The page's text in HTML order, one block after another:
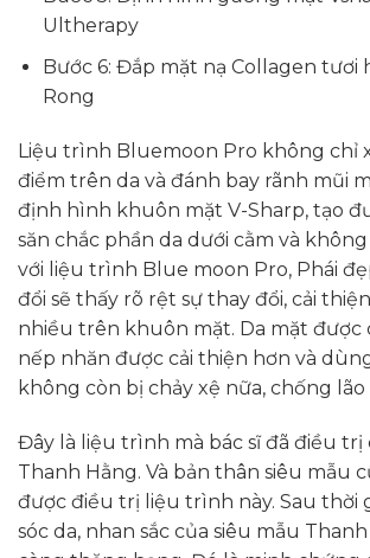
Ultherapy
Bước 6: Đắp mặt nạ Collagen tươi
Rong
Liệu trình Bluemoon Pro không chỉ
điểm trên da và đánh bay rãnh mũi
định hình khuôn mặt V-Sharp, tạo
săn chắc phần da dưới cằm và
với liệu trình Blue moon Pro, Phái
đổi sẽ thấy rõ rệt sự thay đổi, cải
nhiều trên khuôn mặt. Da mặt được
nếp nhăn được cải thiện hơn và
không còn bị chảy xệ nữa, chống lão
Đây là liệu trình mà bác sĩ đã điều trị
Thanh Hằng. Và bản thân siêu mẫu
được điều trị liệu trình này. Sau thời
sóc da, nhan sắc của siêu mẫu